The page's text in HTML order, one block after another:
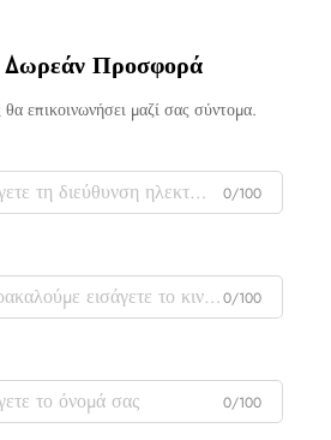
Δωρεάν Προσφορά
επικοινωνήσει μαζί σας σύντομα.
0/100
0/100
0/100